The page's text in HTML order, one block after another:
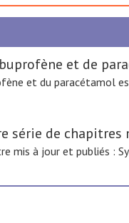
et de
et du paracétamol
série de chapitres
mis à jour et publiés